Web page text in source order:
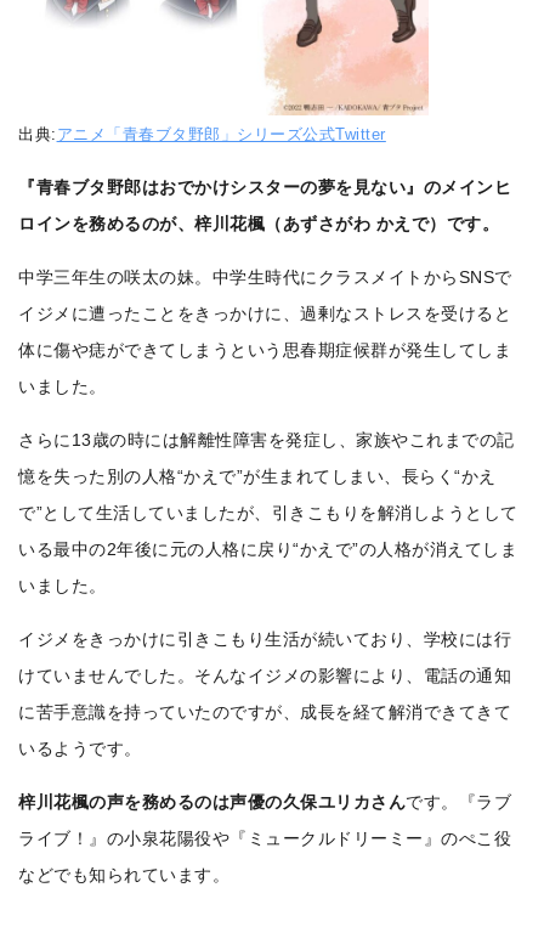
出典: アニメ「青春ブタ野郎」シリーズ公式Twitter
『青春ブタ野郎はおでかけシスターの夢を見ない』のメインヒ
ロインを務めるのが、梓川花楓（あずさがわ かえで）です。
中学三年生の咲太の妹。中学生時代にクラスメイトからSNSで
イジメに遭ったことをきっかけに、過剰なストレスを受けると
体に傷や痣ができてしまうという思春期症候群が発生してしま
いました。
さらに13歳の時には解離性障害を発症し、家族やこれまでの記
憶を失った別の人格“かえで”が生まれてしまい、長らく“かえ
で”として生活していましたが、引きこもりを解消しようとして
いる最中の2年後に元の人格に戻り“かえで”の人格が消えてしま
いました。
イジメをきっかけに引きこもり生活が続いており、学校には行
けていませんでした。そんなイジメの影響により、電話の通知
に苦手意識を持っていたのですが、成長を経て解消できてきて
いるようです。
梓川花楓の声を務めるのは声優の久保ユリカさんです。『ラブ
ライブ！』の小泉花陽役や『ミュークルドリーミー』のぺこ役
などでも知られています。